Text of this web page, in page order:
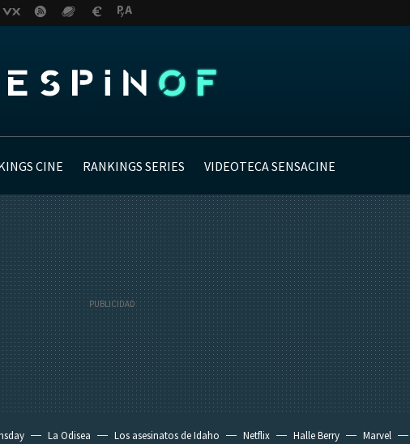
CINE RANKINGS SERIES VIDEOTECA SENSACINE
La Odisea Los asesinatos de Idaho Netflix Halle Berry Marvel